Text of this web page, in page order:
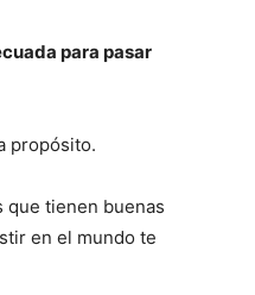
para pasar
propósito.
que tienen buenas
en el mundo te